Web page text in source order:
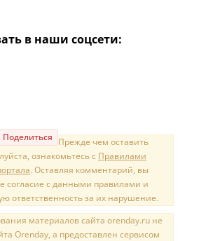
в наши соцсети:
Поделиться Прежде чем оставить
ознакомьтесь с Правилами
. Оставляя комментарий, вы
согласие с данными правилами и
ответственность за их нарушение.
материалов сайта orenday.ru не
Orenday, а предоставлен сервисом